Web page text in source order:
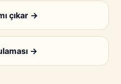
çıkar →
→